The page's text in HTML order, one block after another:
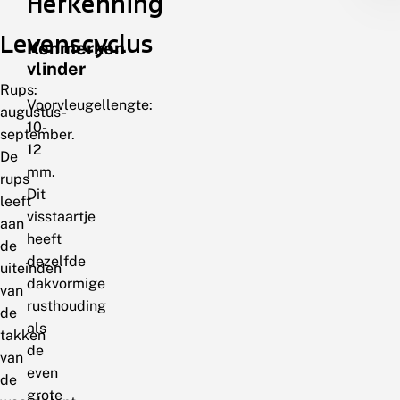
Levenscyclus
Rups:
augustus-
september.
De
rups
leeft
aan
de
uiteinden
van
de
takken
van
de
Kenmerken
vlinder
Voorvleugellengte:
10-
12
mm.
Dit
visstaartje
heeft
dezelfde
dakvormige
rusthouding
als
de
even
grote